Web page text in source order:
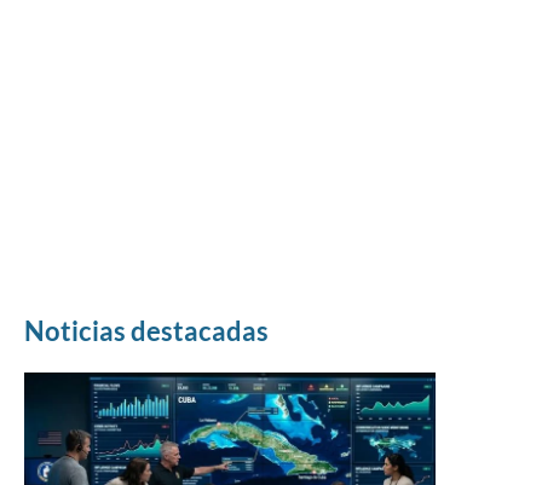
Noticias destacadas